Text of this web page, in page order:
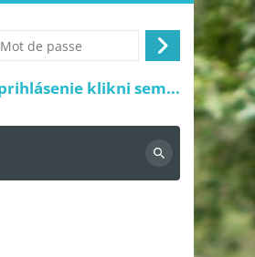
Connexion
klikni sem...
Recherche